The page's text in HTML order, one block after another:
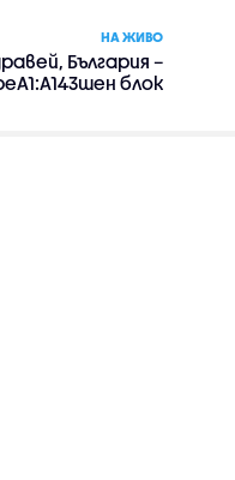
НА ЖИВО
България –
блок